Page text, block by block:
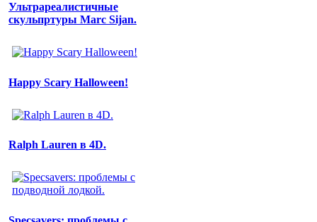
Ультрареалистичные
скульпртуры Marc Sijan.
Happy Scary Halloween!
Ralph Lauren в 4D.